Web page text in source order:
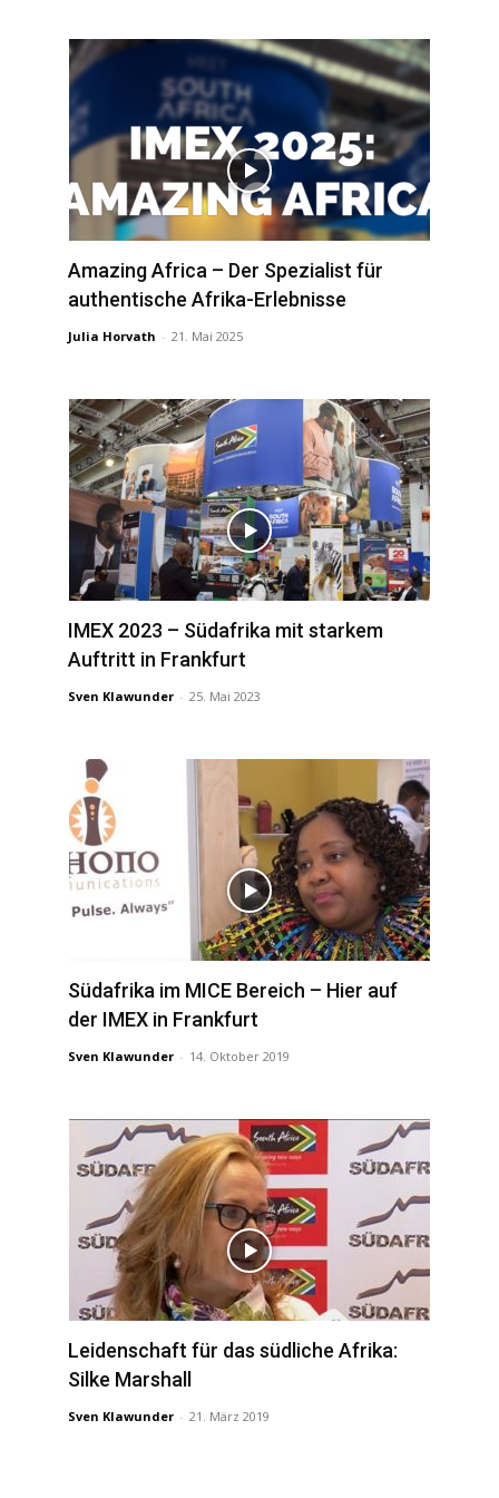
Amazing Africa – Der Spezialist für
authentische Afrika-Erlebnisse
Julia Horvath - 21. Mai 2025
IMEX 2023 – Südafrika mit starkem
Auftritt in Frankfurt
Sven Klawunder - 25. Mai 2023
Südafrika im MICE Bereich – Hier auf
der IMEX in Frankfurt
Sven Klawunder - 14. Oktober 2019
Leidenschaft für das südliche Afrika:
Silke Marshall
Sven Klawunder - 21. März 2019